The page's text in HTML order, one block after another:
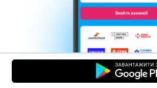
Контакти Про нас
Допомога